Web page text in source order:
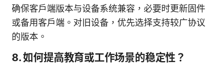
确保客户端版本与设备系统兼容，必要时更新固件
或备用客户端。对旧设备，优先选择支持较广协议
的版本。
8. 如何提高教育或工作场景的稳定性？